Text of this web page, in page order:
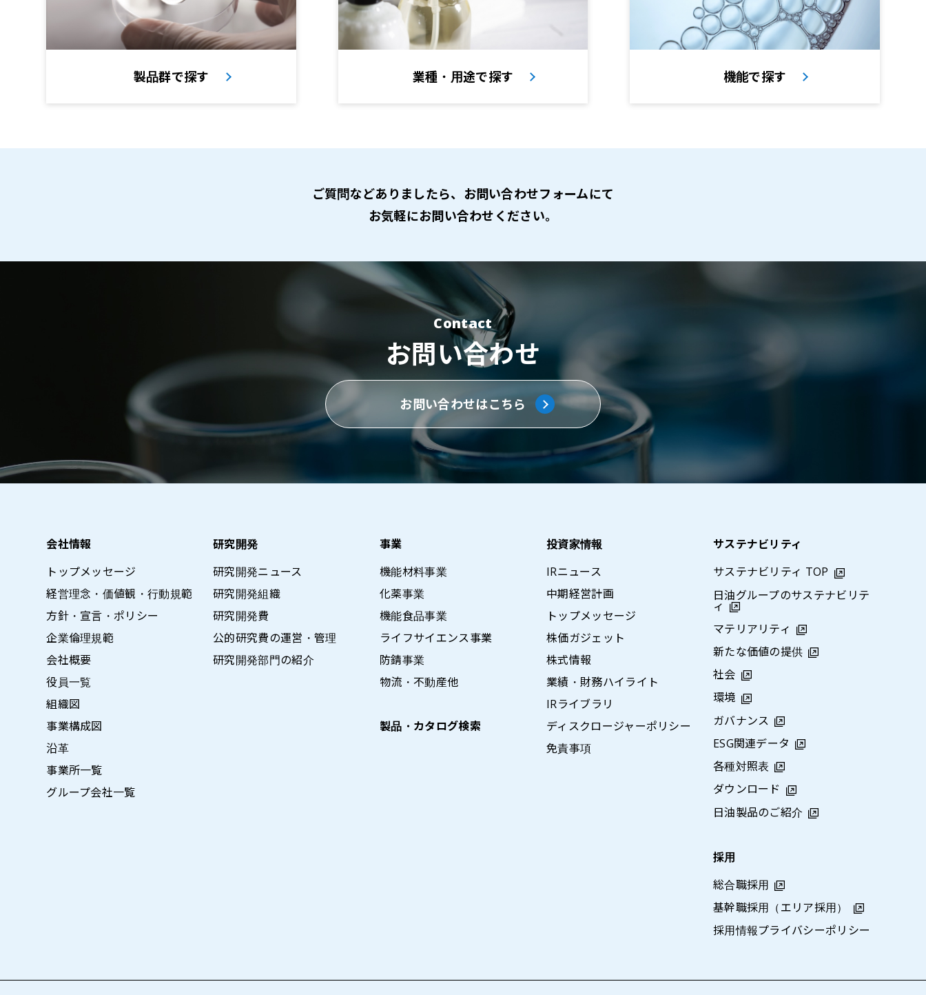
製品群で探す 業種・用途で探す 機能で探す
ご質問などありましたら、 お問い合わせフォームにて
お気軽にお問い合わせください。
Contact
お問い合わせ
お問い合わせはこちら
会社情報
トップメッセージ
経営理念・価値観・行動規範
方針・宣言・ポリシー
企業倫理規範
会社概要
役員一覧
組織図
事業構成図
沿革
事業所一覧
グループ会社一覧
研究開発
研究開発ニュース
研究開発組織
研究開発費
公的研究費の運営・管理
研究開発部門の紹介
事業
機能材料事業
化薬事業
機能食品事業
ライフサイエンス事業
防錆事業
物流・不動産他
製品・カタログ検索
投資家情報
IRニュース
中期経営計画
トップメッセージ
株価ガジェット
株式情報
業績・財務ハイライト
IRライブラリ
ディスクロージャーポリシー
免責事項
サステナビリティ
サステナビリティ TOP
日油グループのサステナビリテ
ィ
マテリアリティ
新たな価値の提供
社会
環境
ガバナンス
ESG関連データ
各種対照表
ダウンロード
日油製品のご紹介
採用
総合職採用
基幹職採用（エリア採用）
採用情報プライバシーポリシー